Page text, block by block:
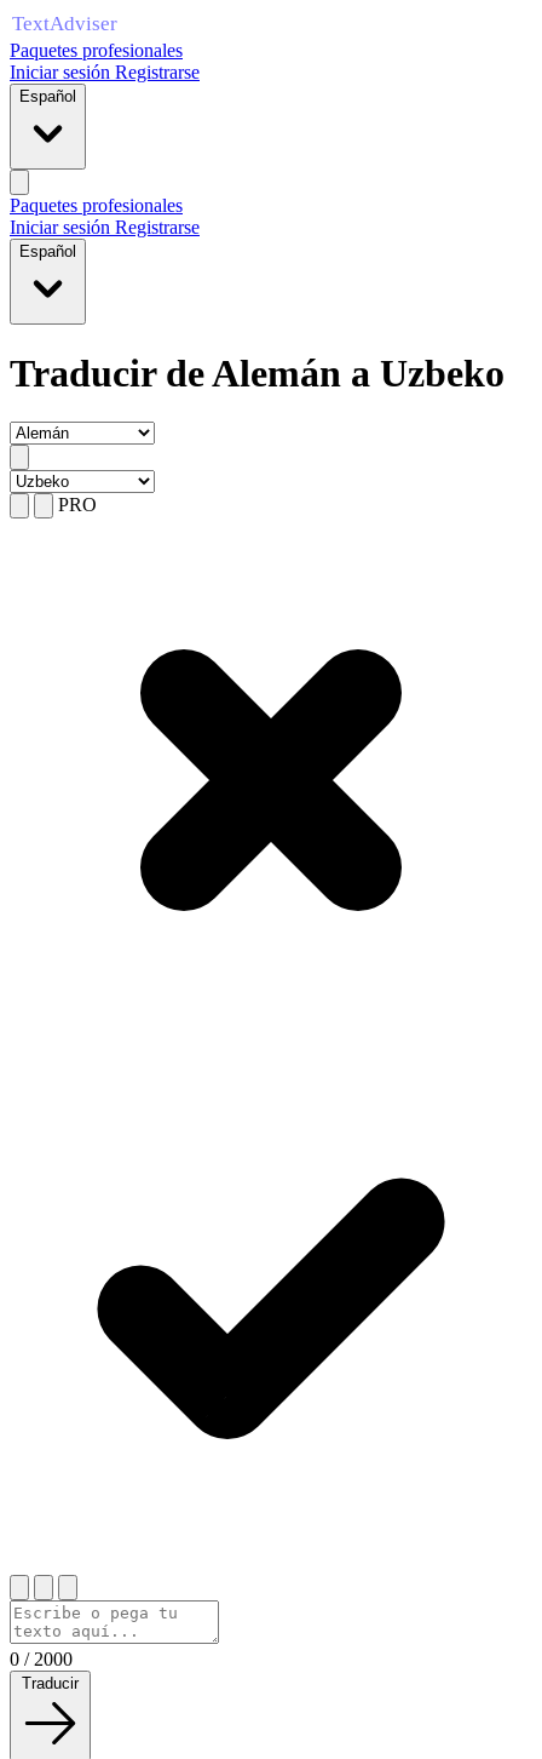
Paquetes profesionales
Iniciar sesión Registrarse
Español
Paquetes profesionales
Iniciar sesión Registrarse
Español
Traducir de Alemán a Uzbeko
PRO
0 / 2000
Traducir